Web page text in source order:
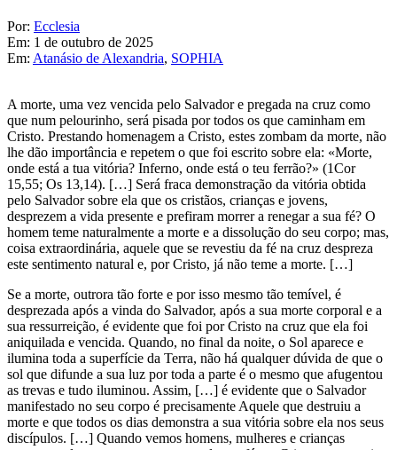
Por: Ecclesia
Em: 1 de outubro de 2025
Em: Atanásio de Alexandria, SOPHIA
A morte, uma vez vencida pelo Salvador e pregada na cruz como
que num pelourinho, será pisada por todos os que caminham em
Cristo. Prestando homenagem a Cristo, estes zombam da morte, não
lhe dão importância e repetem o que foi escrito sobre ela: «Morte,
onde está a tua vitória? Inferno, onde está o teu ferrão?» (1Cor
15,55; Os 13,14). […] Será fraca demonstração da vitória obtida
pelo Salvador sobre ela que os cristãos, crianças e jovens,
desprezem a vida presente e prefiram morrer a renegar a sua fé? O
homem teme naturalmente a morte e a dissolução do seu corpo; mas,
coisa extraordinária, aquele que se revestiu da fé na cruz despreza
este sentimento natural e, por Cristo, já não teme a morte. […]
Se a morte, outrora tão forte e por isso mesmo tão temível, é
desprezada após a vinda do Salvador, após a sua morte corporal e a
sua ressurreição, é evidente que foi por Cristo na cruz que ela foi
aniquilada e vencida. Quando, no final da noite, o Sol aparece e
ilumina toda a superfície da Terra, não há qualquer dúvida de que o
sol que difunde a sua luz por toda a parte é o mesmo que afugentou
as trevas e tudo iluminou. Assim, […] é evidente que o Salvador
manifestado no seu corpo é precisamente Aquele que destruiu a
morte e que todos os dias demonstra a sua vitória sobre ela nos seus
discípulos. […] Quando vemos homens, mulheres e crianças